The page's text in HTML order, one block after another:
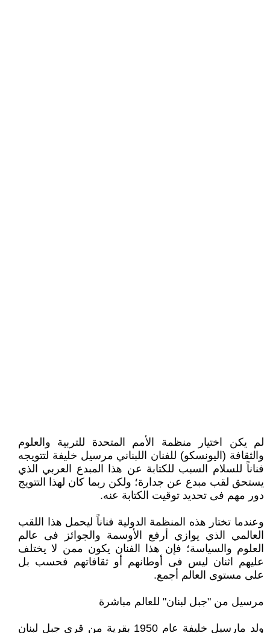
لم يكن اختيار منظمة الأمم المتحدة للتربية والعلوم
والثقافة (اليونسكو) للفنان اللبناني مرسيل خليفة لتتويجه
فناناً للسلام السبب للكتابة عن هذا المبدع العربي الذي
يستحق لقب مبدع عن جدارة؛ ولكن ربما كان لهذا التتويج
دور مهم فى تحديد توقيت الكتابة عنه.
وعندما تختار هذه المنظمة الدولية فناناً ليحمل هذا اللقب
العالمي الذي يوازي أرفع الأوسمة والجوائز فى عالم
العلوم والسياسة؛ فإن هذا الفنان يكون ممن لا يختلف
عليهم اثنان ليس فى أوطانهم أو ثقافاتهم فحسب بل
على مستوى العالم أجمع.
مرسيل من "جبل لبنان" للعالم مباشرة
ولد مارسيل خليفة عام 1950 بقرية من قرى جبل لبنان